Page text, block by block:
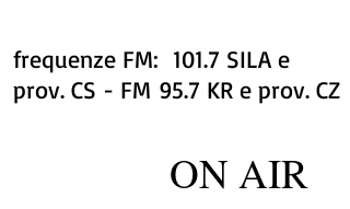
frequenze FM: 101.7 SILA e
prov. CS - FM 95.7 KR e prov. CZ
ON AIR